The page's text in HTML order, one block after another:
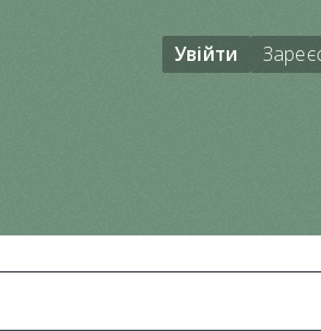
Увійти